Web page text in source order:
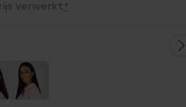
verwerkt *